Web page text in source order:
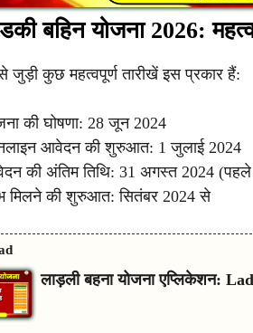
बहिन योजना 2026:
जुड़ी कुछ महत्वपूर्ण तारीखें इस प्रकार हैं:
की घोषणा: 28 जून 2024
आवेदन की शुरुआत: 1 जुलाई 2024
की अंतिम तिथि: 31 अगस्त 2024 (पहले
मिलने की शुरुआत: सितंबर 2024 से
लाड़ली बहना योजना एप्लिकेशन: